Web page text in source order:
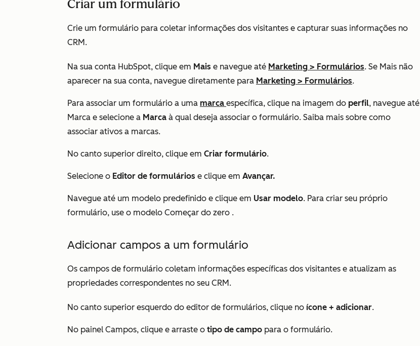
Criar um formulário
Crie um formulário para coletar informações dos visitantes e capturar suas informações no
CRM.
Na sua conta HubSpot, clique em Mais e navegue até Marketing > Formulários. Se Mais não
aparecer na sua conta, navegue diretamente para Marketing > Formulários.
Para associar um formulário a uma marca específica, clique na imagem do perfil, navegue até
Marca e selecione a Marca à qual deseja associar o formulário. Saiba mais sobre como
associar ativos a marcas.
No canto superior direito, clique em Criar formulário.
Selecione o Editor de formulários e clique em Avançar.
Navegue até um modelo predefinido e clique em Usar modelo. Para criar seu próprio
formulário, use o modelo Começar do zero .
Adicionar campos a um formulário
Os campos de formulário coletam informações específicas dos visitantes e atualizam as
propriedades correspondentes no seu CRM.
No canto superior esquerdo do editor de formulários, clique no ícone + adicionar.
No painel Campos, clique e arraste o tipo de campo para o formulário.